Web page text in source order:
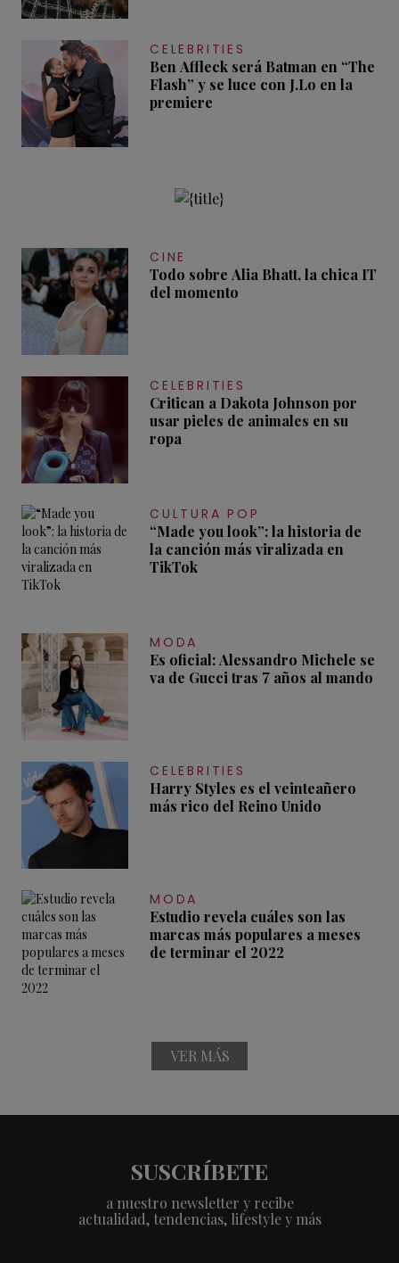
CELEBRITIES
Ben Affleck será Batman en “The
Flash” y se luce con J.Lo en la
premiere
CINE
Todo sobre Alia Bhatt, la chica IT
del momento
CELEBRITIES
Critican a Dakota Johnson por
usar pieles de animales en su
ropa
CULTURA POP
“Made you look”: la historia de
la canción más viralizada en
TikTok
MODA
Es oficial: Alessandro Michele se
va de Gucci tras 7 años al mando
CELEBRITIES
Harry Styles es el veinteañero
más rico del Reino Unido
MODA
Estudio revela cuáles son las
marcas más populares a meses
de terminar el 2022
VER MÁS
SUSCRÍBETE
a nuestro newsletter y recibe
actualidad, tendencias, lifestyle y más